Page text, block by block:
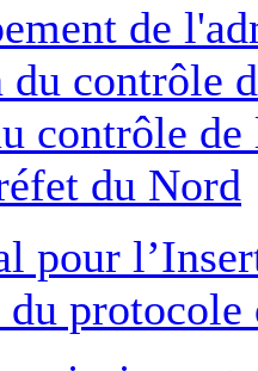
de
contrôle
contrôle
du Nord
pour
protocole